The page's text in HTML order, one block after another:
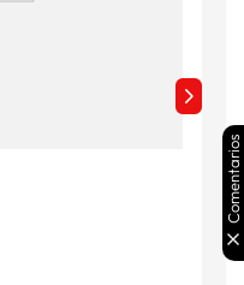
Comentarios